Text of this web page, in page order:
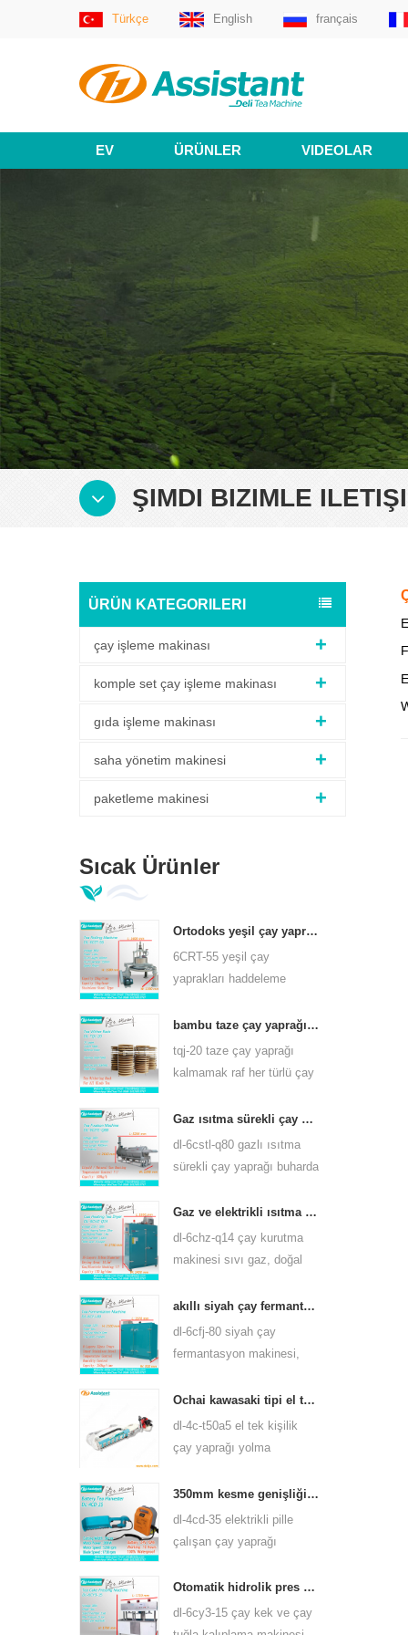
Türkçe English français
EV ÜRÜNLER VIDEOLAR
ŞIMDI BIZIMLE
ÜRÜN KATEGORILERI
çay işleme makinası
komple set çay işleme makinası
gıda işleme makinası
saha yönetim makinesi
paketleme makinesi
Sıcak Ürünler
Ortodoks yeşil çay yaprakları haddeleme makinesi 6crt-55
6CRT-55 yeşil çay
yaprakları haddeleme
yükseklik 400mm,
verimlilik 75kg / s
bambu taze çay yaprağı kalmamak raf tqj-20
tqj-20 taze çay yaprağı
kalmamak raf her türlü çay
ve paslanmaz çelik levha
vardır.
Gaz ısıtma sürekli çay yaprağı buhar makinesi çay çeşitleri için 6cstl-q80
dl-6cstl-q80 gazlı ısıtma
sürekli çay yaprağı buharda
oolong çayı ve diğerleri gibi
birçok çay türü için
kullanabilirsiniz.
Gaz ve elektrikli ısıtma yeşil çay yaprağı kurutma makinesi 6chz-q14
dl-6chz-q14 çay kurutma
makinesi sıvı gaz, doğal
yeşil çay, siyah çay, oolong
çayı vb. Gibi her türlü çayı
kurutabilir.
akıllı siyah çay fermantasyon makinesi 6cfj-80
dl-6cfj-80 siyah çay
fermantasyon makinesi,
işlenmesinde kullanılır,
siyah çayın daha iyi
mayalanmasına izin verir.
Ochai kawasaki tipi el tek kişilik çay yaprağı yolma hasat makinesi 4c-t50a5
dl-4c-t50a5 el tek kişilik
çay yaprağı yolma
450mm, 500mm, 600mm,
huasheng 1e34f benzinli
motor kullanın.
350mm kesme genişliği elektrikli pil kumandalı çay yaprağı çayı yolma makinesi 4cd-35
dl-4cd-35 elektrikli pille
çalışan çay yaprağı
kesme genişliği, sırt
çantası lityum pil veya
kurşun asit batarya
Otomatik hidrolik pres çay kek çay tuğla presleme makinesi 6cy3-15
dl-6cy3-15 çay kek ve çay